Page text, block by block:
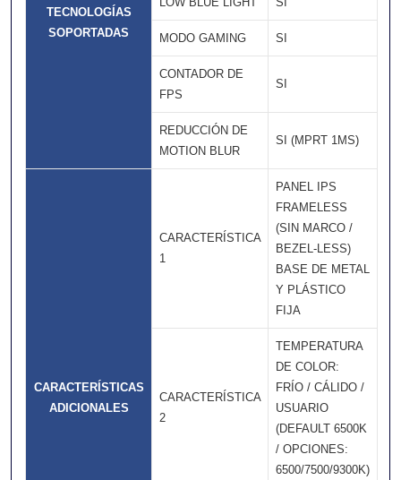
TECNOLOGÍAS
SOPORTADAS
MODO GAMING SI
CONTADOR DE
FPS
SI
REDUCCIÓN DE
MOTION BLUR
SI (MPRT 1MS)
CARACTERÍSTICAS
ADICIONALES
CARACTERÍSTICA
1
PANEL IPS
FRAMELESS
(SIN MARCO /
BEZEL-LESS) 
BASE DE METAL
Y PLÁSTICO
FIJA
CARACTERÍSTICA
2
TEMPERATURA
DE COLOR:
FRÍO / CÁLIDO /
USUARIO
(DEFAULT 6500K
/ OPCIONES:
6500/7500/9300K)